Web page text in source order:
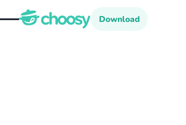
Download
Download